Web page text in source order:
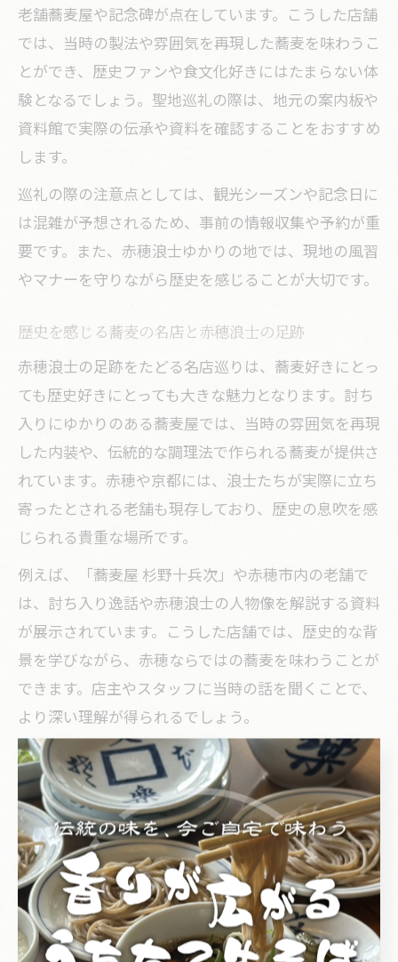
老舗蕎麦屋や記念碑が点在しています。こうした店舗
では、当時の製法や雰囲気を再現した蕎麦を味わうこ
とができ、歴史ファンや食文化好きにはたまらない体
験となるでしょう。聖地巡礼の際は、地元の案内板や
資料館で実際の伝承や資料を確認することをおすすめ
します。
巡礼の際の注意点としては、観光シーズンや記念日に
は混雑が予想されるため、事前の情報収集や予約が重
要です。また、赤穂浪士ゆかりの地では、現地の風習
やマナーを守りながら歴史を感じることが大切です。
歴史を感じる蕎麦の名店と赤穂浪士の足跡
赤穂浪士の足跡をたどる名店巡りは、蕎麦好きにとっ
ても歴史好きにとっても大きな魅力となります。討ち
入りにゆかりのある蕎麦屋では、当時の雰囲気を再現
した内装や、伝統的な調理法で作られる蕎麦が提供さ
れています。赤穂や京都には、浪士たちが実際に立ち
寄ったとされる老舗も現存しており、歴史の息吹を感
じられる貴重な場所です。
例えば、「蕎麦屋 杉野十兵次」や赤穂市内の老舗で
は、討ち入り逸話や赤穂浪士の人物像を解説する資料
が展示されています。こうした店舗では、歴史的な背
景を学びながら、赤穂ならではの蕎麦を味わうことが
できます。店主やスタッフに当時の話を聞くことで、
より深い理解が得られるでしょう。
名店巡りの際は、各店舗の営業情報や混雑状況を事前
に確認し、ゆったりとした時間を確保することがポイ
ントです。また、歴史的価値の高い店舗では、写真撮
影やマナーに配慮しながら訪問することが求められま
す。
赤穂浪士の物語を蕎麦文化とともに味わう
赤穂浪士の物語と蕎麦文化は、文学や演劇の世界でも